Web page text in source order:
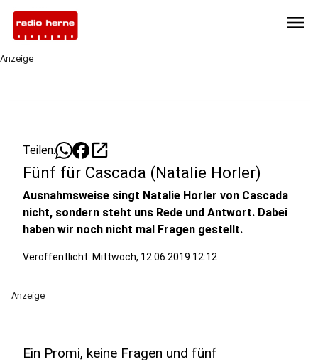
menu
Anzeige
Teilen: open_in_new
Fünf für Cascada (Natalie Horler)
Ausnahmsweise singt Natalie Horler von Cascada
nicht, sondern steht uns Rede und Antwort. Dabei
haben wir noch nicht mal Fragen gestellt.
Veröffentlicht: Mittwoch, 12.06.2019 12:12
Anzeige
Ein Promi, keine Fragen und fünf